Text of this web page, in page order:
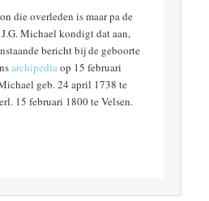
die overleden is maar pa de
Michael kondigt dat aan,
bericht bij de geboorte
archipedia op 15 februari
geb. 24 april 1738 te
15 februari 1800 te Velsen.